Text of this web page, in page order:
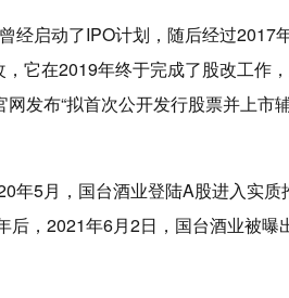
经启动了IPO计划，随后经过2017
它在2019年终于完成了股改工作
发布“拟首次公开发行股票并上市
年5月，国台酒业登陆A股进入实
后，2021年6月2日，国台酒业被